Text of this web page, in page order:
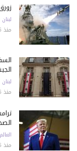
لبنان
منذ 6 أيام
لبنان
منذ 6 أيام
العالم
منذ 6 أيام